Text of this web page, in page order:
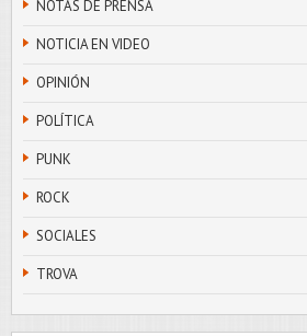
NOTAS DE PRENSA
NOTICIA EN VIDEO
OPINIÓN
POLÍTICA
PUNK
ROCK
SOCIALES
TROVA